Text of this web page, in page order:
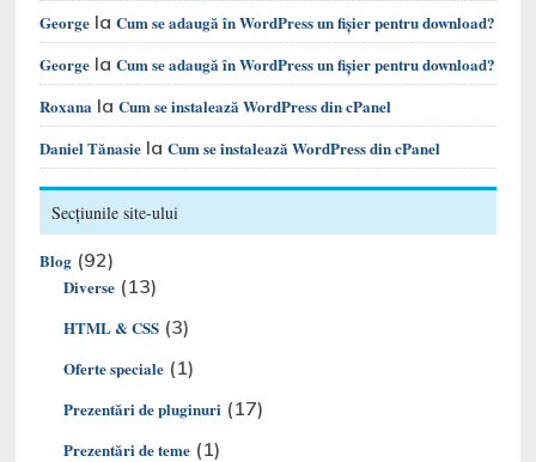
George laCum se adaugă în WordPress un fișier pentru download?
George laCum se adaugă în WordPress un fișier pentru download?
Roxana laCum se instalează WordPress din cPanel
Daniel Tănasie laCum se instalează WordPress din cPanel
Secțiunile site-ului
Blog (92)
Diverse (13)
HTML & CSS (3)
Oferte speciale (1)
Prezentări de pluginuri (17)
Prezentări de teme (1)